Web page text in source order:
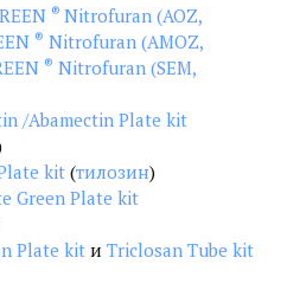
® Nitrofuran (AOZ,
® Nitrofuran (AMOZ,
® Nitrofuran (SEM,
/Abamectin Plate kit
kit(тилозин)
Green Plate kit
Plate kit и Triclosan Tube kit